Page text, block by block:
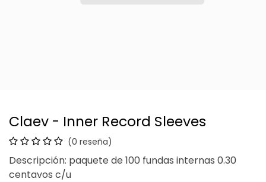
Claev - Inner Record Sleeves
(0 reseña)
Descripción: paquete de 100 fundas internas 0.30
centavos c/u